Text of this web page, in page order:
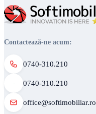
Contactează-ne acum:
0740-310.210
0740-310.210
office@softimobiliar.ro